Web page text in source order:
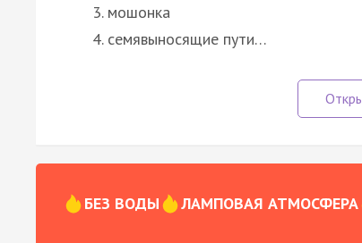
мошонка
семявыносящие пути…
БЕЗ ВОДЫ ЛАМПОВАЯ АТМОСФЕРА